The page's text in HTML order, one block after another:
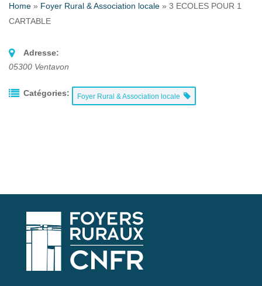
Home » Foyer Rural & Association locale » 3 ECOLES POUR 1
CARTABLE
Adresse:
05300 Ventavon
Catégories: Foyer Rural & Association locale